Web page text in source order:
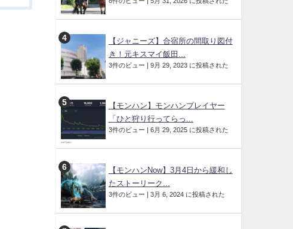
【ジャニーズ】合宿所の間取り図付
き！元キスマイ飯田...
3件のビュー | 9月 29, 2023 に投稿された
【モンハン】モンハンプレイヤー
「ひと狩り行ってらっ...
3件のビュー | 6月 29, 2025 に投稿された
【モンハンNow】3月4日から緩和し
たストーリーク...
3件のビュー | 3月 6, 2024 に投稿された